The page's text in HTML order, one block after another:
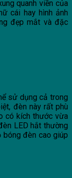
quanh viền của
cái hay hình ảnh
đẹp mắt và đặc
sử dụng cả trong
đèn này rất phù
có kích thước vừa
LED hắt thường
đèn cao giúp